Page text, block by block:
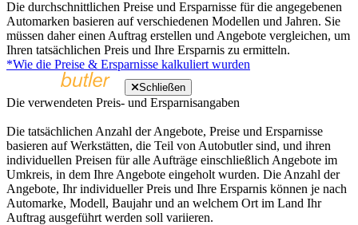
Die durchschnittlichen Preise und Ersparnisse für die angegebenen
Automarken basieren auf verschiedenen Modellen und Jahren. Sie
müssen daher einen Auftrag erstellen und Angebote vergleichen, um
Ihren tatsächlichen Preis und Ihre Ersparnis zu ermitteln.
*Wie die Preise & Ersparnisse kalkuliert wurden
Schließen
Die verwendeten Preis- und Ersparnisangaben
Die tatsächlichen Anzahl der Angebote, Preise und Ersparnisse
basieren auf Werkstätten, die Teil von Autobutler sind, und ihren
individuellen Preisen für alle Aufträge einschließlich Angebote im
Umkreis, in dem Ihre Angebote eingeholt wurden. Die Anzahl der
Angebote, Ihr individueller Preis und Ihre Ersparnis können je nach
Automarke, Modell, Baujahr und an welchem Ort im Land Ihr
Auftrag ausgeführt werden soll variieren.